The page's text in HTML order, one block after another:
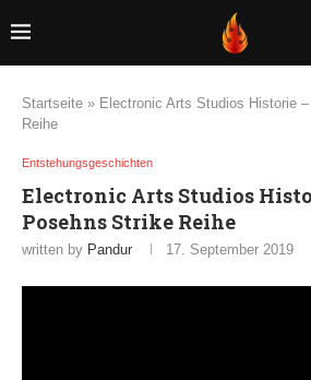
Startseite » Electronic Arts Studios Historie
Reihe
Entstehungsgeschichten
Electronic Arts Studios
Posehns Strike Reihe
written by Pandur 17. September 2019